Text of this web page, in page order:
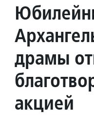
драмы
акцией